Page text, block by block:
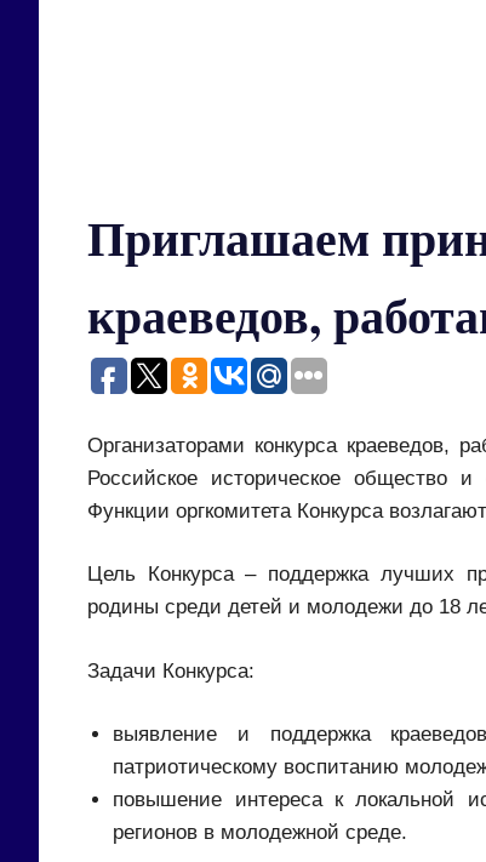
Приглашаем
краеведов,
Организаторами конкурса краеведов,
Российское историческое общество
Функции оргкомитета Конкурса
Цель Конкурса – поддержка лучших
родины среди детей и молодежи до 18
Задачи Конкурса:
выявление и поддержка
патриотическому воспитанию
повышение интереса к локальной
регионов в молодежной среде.